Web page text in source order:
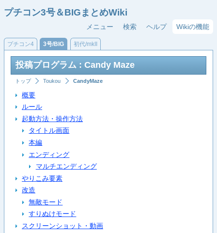
プチコン3号＆BIGまとめWiki
メニュー 検索 ヘルプ Wikiの機能
プチコン4 3号/BIG 初代/mkII
投稿プログラム : Candy Maze
トップ Toukou CandyMaze
概要
ルール
起動方法・操作方法
タイトル画面
本編
エンディング
マルチエンディング
やりこみ要素
改造
無敵モード
すりぬけモード
スクリーンショット・動画